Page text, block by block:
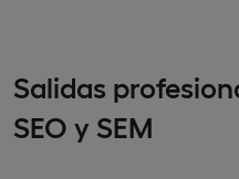
Salidas
SEO y SEM